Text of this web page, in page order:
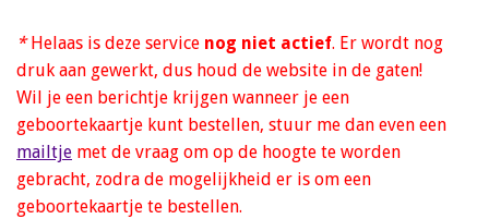
*Helaas is deze service nog niet actief. Er wordt nog
druk aan gewerkt, dus houd de website in de gaten!
Wil je een berichtje krijgen wanneer je een
geboortekaartje kunt bestellen, stuur me dan even een
mailtje met de vraag om op de hoogte te worden
gebracht, zodra de mogelijkheid er is om een
geboortekaartje te bestellen.